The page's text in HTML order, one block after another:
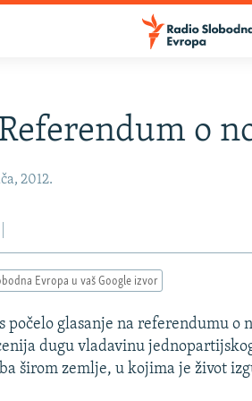
o
2012.
Evropa u vaš Google izvor
počelo glasanje na referendumu o
dugu vladavinu
širom zemlje, u kojima je život